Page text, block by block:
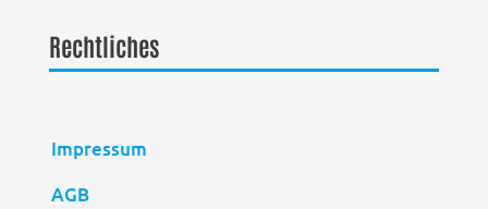
Rechtliches
Impressum
AGB